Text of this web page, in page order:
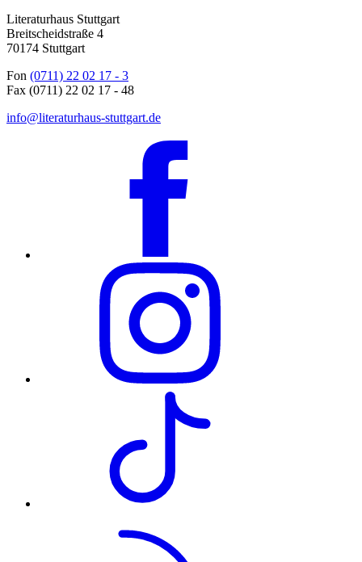
Literaturhaus Stuttgart
Breitscheidstraße 4
70174 Stuttgart
Fon (0711) 22 02 17 - 3
Fax (0711) 22 02 17 - 48
info@literaturhaus-stuttgart.de